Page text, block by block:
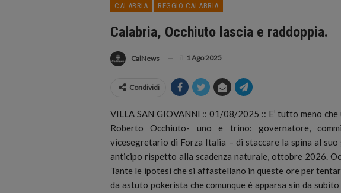
CALABRIA REGGIO CALABRIA
Calabria, Occhiuto lascia e raddoppia.
CalNews il 1 Ago 2025
Condividi
VILLA SAN GIOVANNI :: 01/08/2025 :: E’ tutto meno che
Roberto Occhiuto- uno e trino: governatore,
vicesegretario di Forza Italia – di staccare la spina al
anticipo rispetto alla scadenza naturale, ottobre 2026.
Tante le ipotesi che si affastellano in queste ore per
da astuto pokerista che comunque è apparsa sin da